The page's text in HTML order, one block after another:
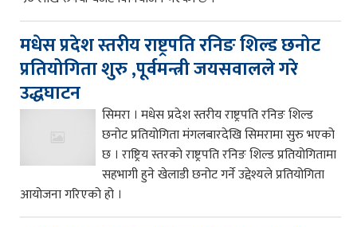
मधेस प्रदेश स्तरीय राष्ट्रपति रनिङ शिल्ड छनोट
प्रतियोगिता शुरु ,पूर्वमन्त्री जयसवालले गरे
उद्धघाटन
सिमरा । मधेस प्रदेश स्तरीय राष्ट्रपति रनिङ शिल्ड
छनोट प्रतियोगिता मंगलबारदेखि सिमरामा सुरु भएको
छ । राष्ट्रिय स्तरको राष्ट्रपति रनिङ शिल्ड प्रतियोगितामा
सहभागी हुने खेलाडी छनोट गर्ने उद्देश्यले प्रतियोगिता
आयोजना गरिएको हो ।